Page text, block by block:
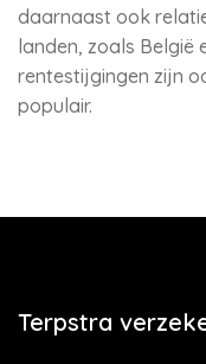
daarnaast ook
landen, zoals België
rentestijgingen zijn
populair.
Terpstra